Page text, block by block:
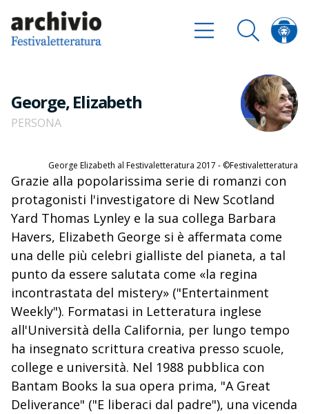
George, Elizabeth
PERSONA
George Elizabeth al Festivaletteratura 2017 - ©Festivaletteratura
Grazie alla popolarissima serie di romanzi con
protagonisti l'investigatore di New Scotland
Yard Thomas Lynley e la sua collega Barbara
Havers, Elizabeth George si è affermata come
una delle più celebri gialliste del pianeta, a tal
punto da essere salutata come «la regina
incontrastata del mistery» ("Entertainment
Weekly"). Formatasi in Letteratura inglese
all'Università della California, per lungo tempo
ha insegnato scrittura creativa presso scuole,
college e università. Nel 1988 pubblica con
Bantam Books la sua opera prima, "A Great
Deliverance" ("E liberaci dal padre"), una vicenda